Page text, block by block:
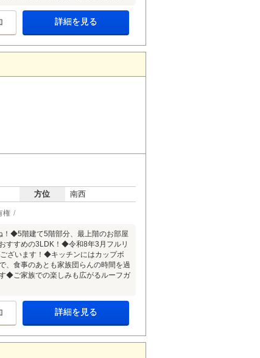
詳細を見る
方位 南西
権
◆5階建て5階部分、最上階のお部屋
すすめの3LDK！◆令和8年3月フルリ
ざいます！◆キッチンにはカップボ
、食事のあとも家族団らんの時間を過
◆ご家族での楽しみも広がるルーフガ
詳細を見る